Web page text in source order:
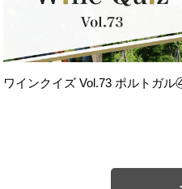
ワインクイズ Vol.73 ポルトガ